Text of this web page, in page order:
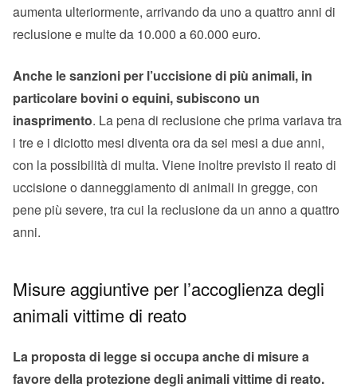
aumenta ulteriormente, arrivando da uno a quattro anni di
reclusione e multe da 10.000 a 60.000 euro.
Anche le sanzioni per l’uccisione di più animali, in
particolare bovini o equini, subiscono un
inasprimento. La pena di reclusione che prima variava tra
i tre e i diciotto mesi diventa ora da sei mesi a due anni,
con la possibilità di multa. Viene inoltre previsto il reato di
uccisione o danneggiamento di animali in gregge, con
pene più severe, tra cui la reclusione da un anno a quattro
anni.
Misure aggiuntive per l’accoglienza degli
animali vittime di reato
La proposta di legge si occupa anche di misure a
favore della protezione degli animali vittime di reato.